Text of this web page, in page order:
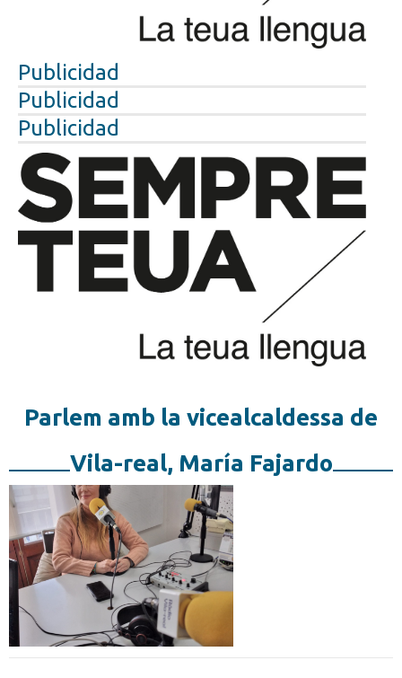
Publicidad
Publicidad
Publicidad
Parlem amb la vicealcaldessa de
Vila-real, María Fajardo